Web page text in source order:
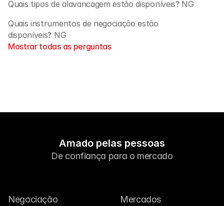
Quais tipos de alavancagem estão disponíveis? NG
Quais instrumentos de negociação estão
disponíveis? NG
Mostrar todas as perguntas
Amado pelas pessoas
De confiança para o mercado
Negociação
Mercados